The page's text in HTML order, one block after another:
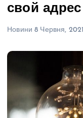
свой адрес
Новини 8 Червня, 2021